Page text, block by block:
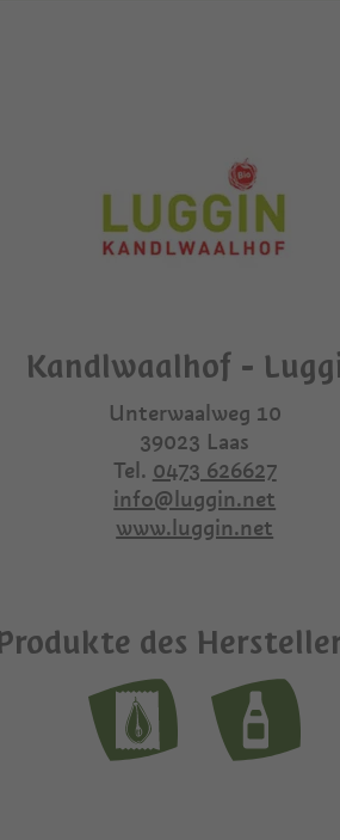
Kandlwaalhof -
Unterwaalweg 10
39023 Laas
Tel. 0473 626627
info@luggin.net
www.luggin.net
des